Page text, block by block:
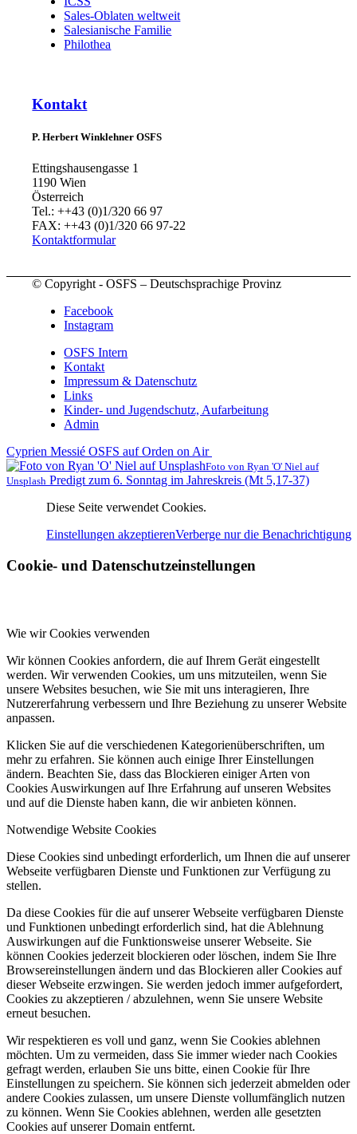
Sales-Oblaten weltweit
Salesianische Familie
Philothea
Kontakt
P. Herbert Winklehner OSFS
Ettingshausengasse 1
1190 Wien
Österreich
Tel.: ++43 (0)1/320 66 97
FAX: ++43 (0)1/320 66 97-22
Kontaktformular
© Copyright - OSFS – Deutschsprachige Provinz
Facebook
Instagram
OSFS Intern
Kontakt
Impressum & Datenschutz
Links
Kinder- und Jugendschutz, Aufarbeitung
Admin
Cyprien Messié OSFS auf Orden on Air
Foto von Ryan 'O' Niel auf
Unsplash Predigt zum 6. Sonntag im Jahreskreis (Mt 5,17-37)
Diese Seite verwendet Cookies.
Einstellungen akzeptierenVerberge nur die Benachrichtigung
Cookie- und Datenschutzeinstellungen
Wie wir Cookies verwenden
Wir können Cookies anfordern, die auf Ihrem Gerät eingestellt
werden. Wir verwenden Cookies, um uns mitzuteilen, wenn Sie
unsere Websites besuchen, wie Sie mit uns interagieren, Ihre
Nutzererfahrung verbessern und Ihre Beziehung zu unserer Website
anpassen.
Klicken Sie auf die verschiedenen Kategorienüberschriften, um
mehr zu erfahren. Sie können auch einige Ihrer Einstellungen
ändern. Beachten Sie, dass das Blockieren einiger Arten von
Cookies Auswirkungen auf Ihre Erfahrung auf unseren Websites
und auf die Dienste haben kann, die wir anbieten können.
Notwendige Website Cookies
Diese Cookies sind unbedingt erforderlich, um Ihnen die auf unserer
Webseite verfügbaren Dienste und Funktionen zur Verfügung zu
stellen.
Da diese Cookies für die auf unserer Webseite verfügbaren Dienste
und Funktionen unbedingt erforderlich sind, hat die Ablehnung
Auswirkungen auf die Funktionsweise unserer Webseite. Sie
können Cookies jederzeit blockieren oder löschen, indem Sie Ihre
Browsereinstellungen ändern und das Blockieren aller Cookies auf
dieser Webseite erzwingen. Sie werden jedoch immer aufgefordert,
Cookies zu akzeptieren / abzulehnen, wenn Sie unsere Website
erneut besuchen.
Wir respektieren es voll und ganz, wenn Sie Cookies ablehnen
möchten. Um zu vermeiden, dass Sie immer wieder nach Cookies
gefragt werden, erlauben Sie uns bitte, einen Cookie für Ihre
Einstellungen zu speichern. Sie können sich jederzeit abmelden oder
andere Cookies zulassen, um unsere Dienste vollumfänglich nutzen
zu können. Wenn Sie Cookies ablehnen, werden alle gesetzten
Cookies auf unserer Domain entfernt.